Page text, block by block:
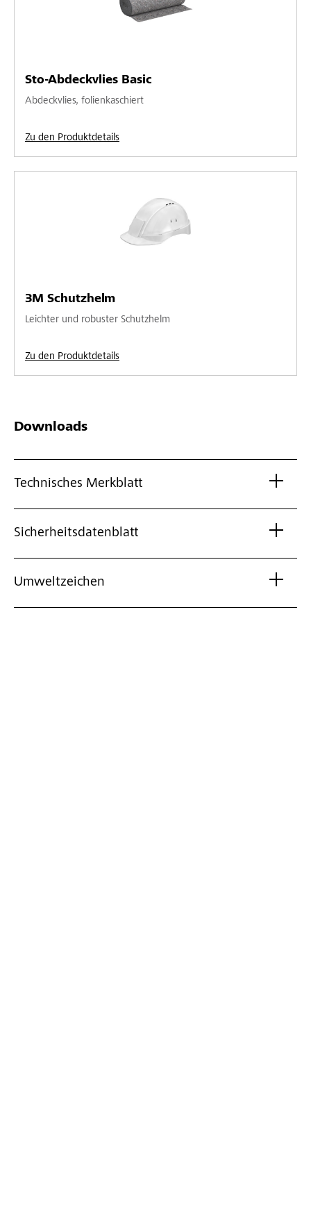
Sto-Abdeckvlies Basic
Abdeckvlies, folienkaschiert
Zu den Produktdetails
3M Schutzhelm
Leichter und robuster Schutzhelm
Zu den Produktdetails
Downloads
Technisches Merkblatt
Sicherheitsdatenblatt
Umweltzeichen